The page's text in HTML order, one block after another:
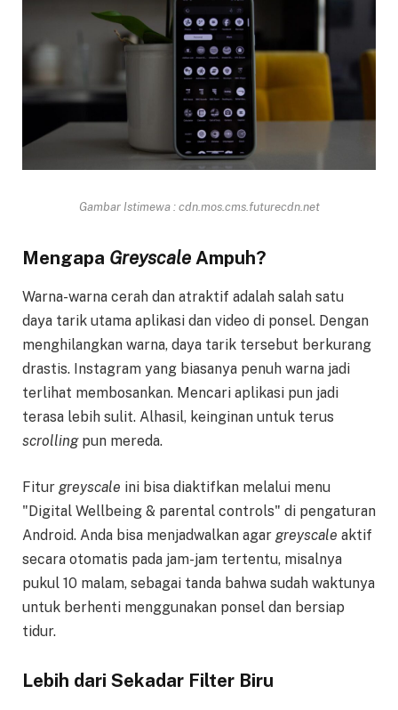
Gambar Istimewa : cdn.mos.cms.futurecdn.net
Mengapa Greyscale Ampuh?
Warna-warna cerah dan atraktif adalah salah satu
daya tarik utama aplikasi dan video di ponsel. Dengan
menghilangkan warna, daya tarik tersebut berkurang
drastis. Instagram yang biasanya penuh warna jadi
terlihat membosankan. Mencari aplikasi pun jadi
terasa lebih sulit. Alhasil, keinginan untuk terus
scrollingpun mereda.
Fitur greyscale ini bisa diaktifkan melalui menu
"Digital Wellbeing & parental controls" di pengaturan
Android. Anda bisa menjadwalkan agar greyscale aktif
secara otomatis pada jam-jam tertentu, misalnya
pukul 10 malam, sebagai tanda bahwa sudah waktunya
untuk berhenti menggunakan ponsel dan bersiap
tidur.
Lebih dari Sekadar Filter Biru